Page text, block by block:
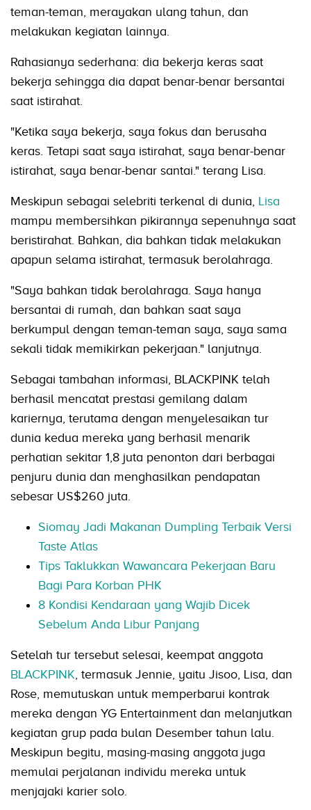
teman-teman, merayakan ulang tahun, dan
melakukan kegiatan lainnya.
Rahasianya sederhana: dia bekerja keras saat
bekerja sehingga dia dapat benar-benar bersantai
saat istirahat.
"Ketika saya bekerja, saya fokus dan berusaha
keras. Tetapi saat saya istirahat, saya benar-benar
istirahat, saya benar-benar santai." terang Lisa.
Meskipun sebagai selebriti terkenal di dunia, Lisa
mampu membersihkan pikirannya sepenuhnya saat
beristirahat. Bahkan, dia bahkan tidak melakukan
apapun selama istirahat, termasuk berolahraga.
"Saya bahkan tidak berolahraga. Saya hanya
bersantai di rumah, dan bahkan saat saya
berkumpul dengan teman-teman saya, saya sama
sekali tidak memikirkan pekerjaan." lanjutnya.
Sebagai tambahan informasi, BLACKPINK telah
berhasil mencatat prestasi gemilang dalam
kariernya, terutama dengan menyelesaikan tur
dunia kedua mereka yang berhasil menarik
perhatian sekitar 1,8 juta penonton dari berbagai
penjuru dunia dan menghasilkan pendapatan
sebesar US$260 juta.
Siomay Jadi Makanan Dumpling Terbaik Versi
Taste Atlas
Tips Taklukkan Wawancara Pekerjaan Baru
Bagi Para Korban PHK
8 Kondisi Kendaraan yang Wajib Dicek
Sebelum Anda Libur Panjang
Setelah tur tersebut selesai, keempat anggota
BLACKPINK , termasuk Jennie, yaitu Jisoo, Lisa, dan
Rose, memutuskan untuk memperbarui kontrak
mereka dengan YG Entertainment dan melanjutkan
kegiatan grup pada bulan Desember tahun lalu.
Meskipun begitu, masing-masing anggota juga
memulai perjalanan individu mereka untuk
menjajaki karier solo.